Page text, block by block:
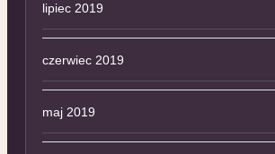
lipiec 2019
czerwiec 2019
maj 2019